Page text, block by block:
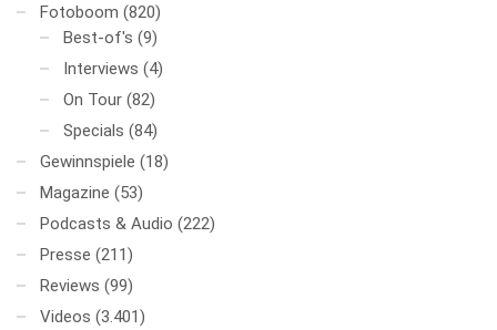
Fotoboom (820)
Best-of's (9)
Interviews (4)
On Tour (82)
Specials (84)
Gewinnspiele (18)
Magazine (53)
Podcasts & Audio (222)
Presse (211)
Reviews (99)
Videos (3.401)